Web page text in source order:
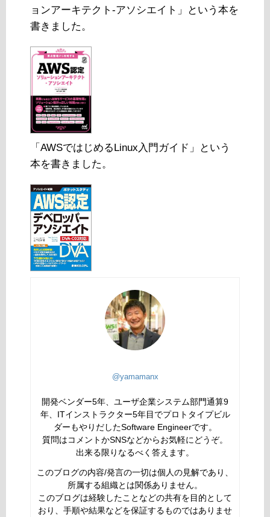
ョンアーキテクト-アソシエイト」という本を
書きました。
「AWSではじめるLinux入門ガイド」という
本を書きました。
@yamamanx
開発ベンダー5年、ユーザ企業システム部門通算9
年、ITインストラクター5年目でプロトタイプビル
ダーもやりだしたSoftware Engineerです。
質問はコメントかSNSなどからお気軽にどうぞ。
出来る限りなるべく答えます。
このブログの内容/発言の一切は個人の見解であり、
所属する組織とは関係ありません。
このブログは経験したことなどの共有を目的として
おり、手順や結果などを保証するものではありませ